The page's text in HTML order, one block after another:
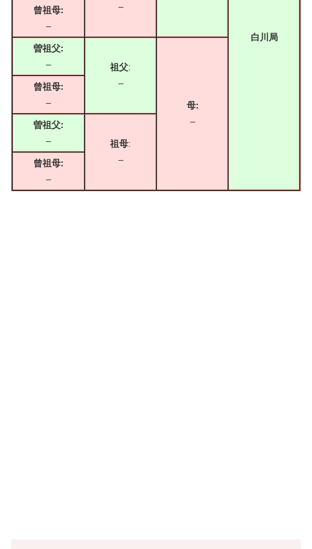
白川局
–
曾祖母:
–
曽祖父:
–
祖父:
–
母:
–
曾祖母:
–
曽祖父:
–
祖母:
–
曾祖母:
–